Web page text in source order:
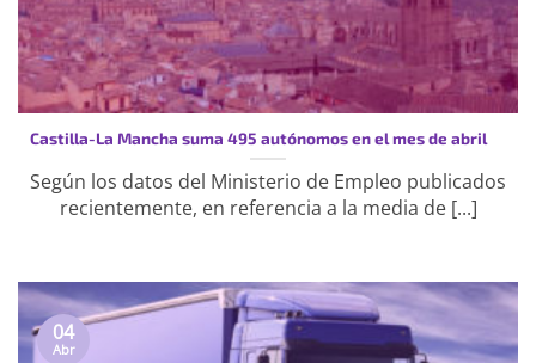
Castilla-La Mancha suma 495 autónomos en el mes de abril
Según los datos del Ministerio de Empleo publicados
recientemente, en referencia a la media de [...]
04
Abr